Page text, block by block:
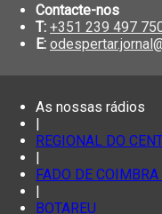
Contacte-nos
T: +351 239 497
E:
As nossas rádios
|
REGIONAL DO
|
FADO DE
|
BOTAREU